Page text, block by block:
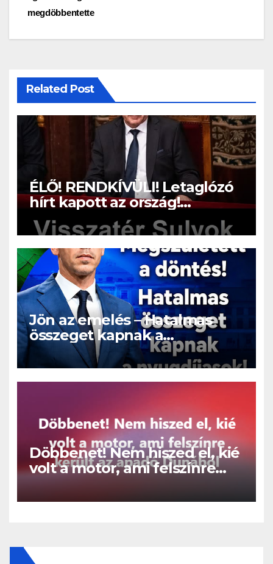
megdöbbentette
Related Post
ÉLŐ! RENDKÍVÜLI! Letaglózó
hírt kapott az ország!
Visszatérhet Sulyok Tamás!? –
ERRE senki nem volt
felkészülve:
Jön az emelés – Hatalmas
összeget kapnak a
nyugdíjasok!
Döbbenet! Nem hiszed el, kié
volt a motor, ami felszínre
került az apadó Dunából